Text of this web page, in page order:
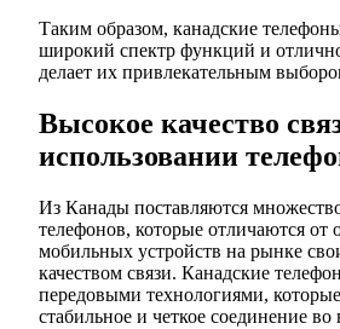
Таким образом, канадские
широкий спектр функций и
делает их привлекательным
Высокое качество
использовании
Из Канады поставляются
телефонов, которые отличаются от
мобильных устройств на рынке
качеством связи. Канадские
передовыми технологиями,
стабильное и четкое соединение во